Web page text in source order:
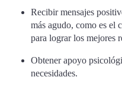
Recibir mensajes
más agudo, como es el
para lograr los mejores
Obtener apoyo
necesidades.